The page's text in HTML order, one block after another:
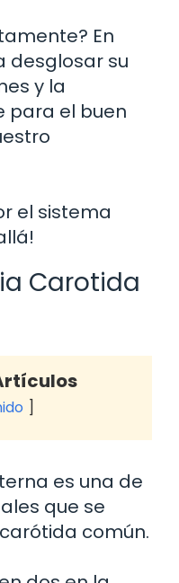
En
desglosar su
y la
para el buen
el sistema
Carotida
es una de
que se
común.